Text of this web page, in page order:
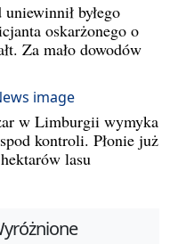
uniewinnił byłego
oskarżonego o
Za mało dowodów
w Limburgii wymyka
kontroli. Płonie już
lasu